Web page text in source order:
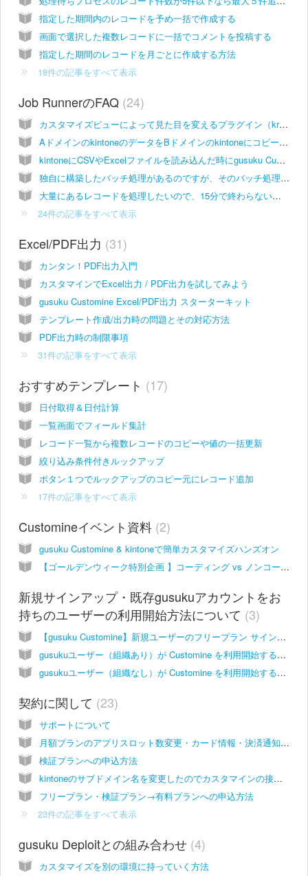
指定した期間内のレコードを予め一括で作成する
画面で選択した複数レコードに一括でコメントを投稿する
指定した期間のレコードを月ごとに作成する方法
18件の記事をすべて表示
Job RunnerのFAQ 24
カスタマイズビューによって見た目を変えるプラグイン（krewSheet やカレンダーPlusなど）を使っている環境でも Job Runner を使うことはできますか？
AドメインのkintoneのデータをBドメインのkintoneにコピーすることはできますか？
kintoneにCSVやExcelファイルを読み込んだ時にgusuku Customine(Job Runner)で処理を実行することは可能ですか？
独自に構築したバッチ処理があるのですが、そのバッチ処理の後続処理としてJob を実行することはできますか？
大量にあるレコードを処理したいので、15分で終わらないのですがどうすればいいですか？
24件の記事をすべて表示
Excel/PDF出力 31
カンタン！PDF出力入門
カスタマインでExcel出力 / PDF出力を試してみよう
gusuku Customine Excel/PDF出力 スターターキット
テンプレート作成/出力時の問題とその対応方法
PDF出力時の制限事項
31件の記事をすべて表示
おすすめテンプレート 17
日付取得＆日付計算
一覧画面でフィールド集計
レコード一覧から複数レコードのコピーや値の一括更新
絞り込み条件付きルックアップ
ボタン１つでルックアップのコピー元にレコード追加
17件の記事をすべて表示
Customineイベント資料 2
gusuku Customine & kintoneで簡単カスタマイズハンズオン
【ゴールデンウィーク特別企画 】コーディング vs ノンコーディング kintone カスタマイズ対決【正答例】
新規サインアップ・既存gusukuアカウントをお
持ちのユーザーの利用開始方法について 3
【gusuku Customine】新規ユーザーのフリープラン サインアップ方法
gusukuユーザー（組織あり）が Customine を利用開始する手順
gusukuユーザー（組織なし）が Customine を利用開始する手順
契約に関して 23
サポートについて
月額プランのアプリスロット数変更・カード情報・決済通知メールアドレス変更はどこからできますか？
検証プランへの申込方法
kintoneのサブドメイン名を変更したのでカスタマインの接続先も変更したい
フリープラン・検証プラン→有料プランへの申込方法
23件の記事をすべて表示
gusuku Deploitとの組み合わせ 4
カスタマイズを別の環境に持っていく方法